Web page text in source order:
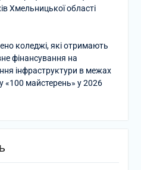
Хмельницької області
коледжі, які отримають
фінансування на
інфраструктури в межах
«100 майстерень» у 2026